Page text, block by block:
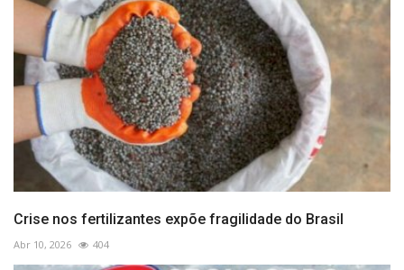
Crise nos fertilizantes expõe fragilidade do Brasil
Abr 10, 2026 404